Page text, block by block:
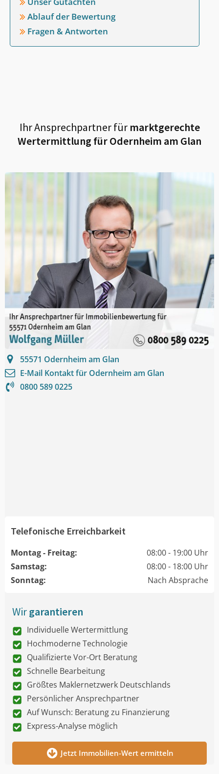
Ablauf der Bewertung
Fragen & Antworten
Ihr Ansprechpartner fürmarktgerechte
Wertermittlung fürOdernheim am Glan
55571 Odernheim am Glan
E-Mail Kontakt für Odernheim am Glan
0800 589 0225
Telefonische Erreichbarkeit
Montag - Freitag:
08:00 - 19:00 Uhr
Samstag:
08:00 - 18:00 Uhr
Sonntag:
Nach Absprache
Wirgarantieren
Individuelle Wertermittlung
Hochmoderne Technologie
Qualifizierte Vor-Ort Beratung
Schnelle Bearbeitung
Größtes Maklernetzwerk Deutschlands
Persönlicher Ansprechpartner
Auf Wunsch: Beratung zu Finanzierung
Express-Analyse möglich
Jetzt Immobilien-Wert ermitteln